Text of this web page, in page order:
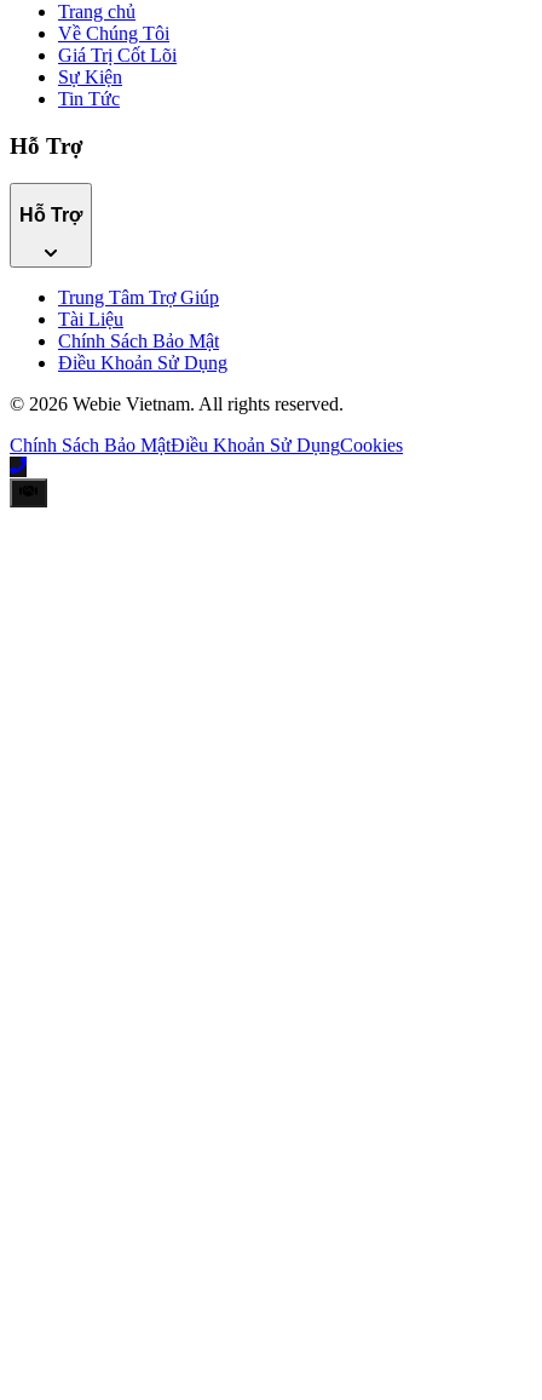
Trang chủ
Về Chúng Tôi
Giá Trị Cốt Lõi
Sự Kiện
Tin Tức
Hỗ Trợ
Hỗ Trợ
Trung Tâm Trợ Giúp
Tài Liệu
Chính Sách Bảo Mật
Điều Khoản Sử Dụng
© 2026 Webie Vietnam. All rights reserved.
Chính Sách Bảo MậtĐiều Khoản Sử DụngCookies